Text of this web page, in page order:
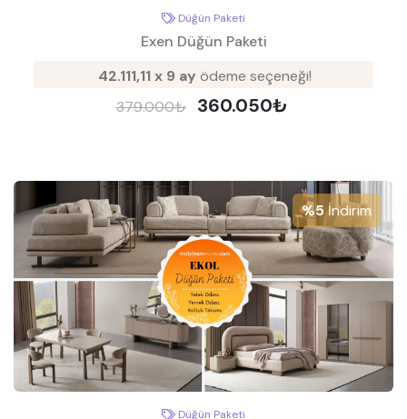
Düğün Paketi
Exen Düğün Paketi
42.111,11 x 9 ay ödeme seçeneği!
379.000₺
360.050₺
%5İndirim
Düğün Paketi